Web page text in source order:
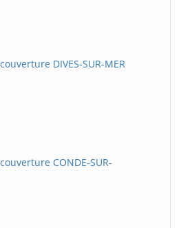
DIVES-SUR-MER
CONDE-SUR-